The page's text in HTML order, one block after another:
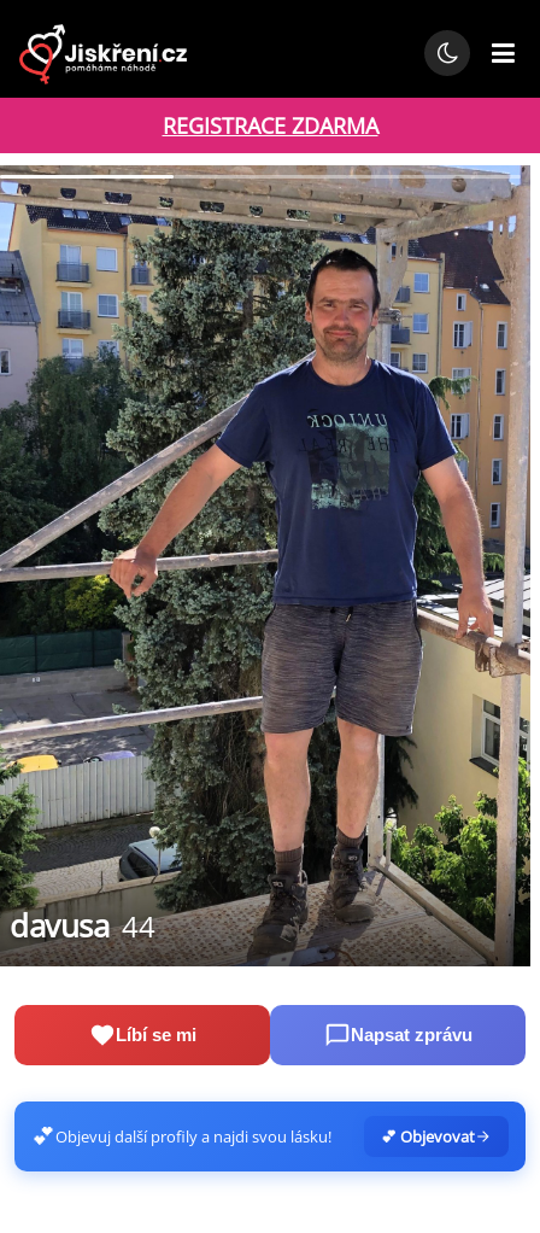
REGISTRACE ZDARMA
davusa 44
Líbí se mi Napsat zprávu
💕Objevuj další profily a najdi svou lásku! 💕 Objevovat